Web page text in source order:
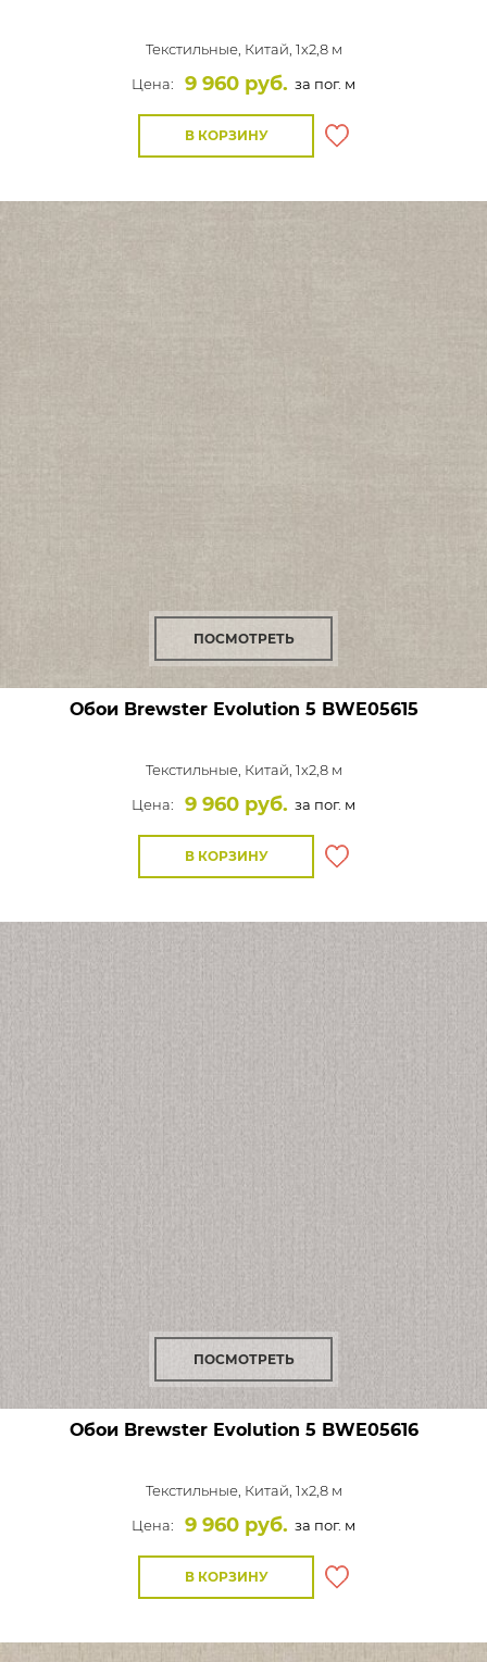
Текстильные, Китай, 1x2,8 м
Цена:
9 960 руб. за пог. м
В КОРЗИНУ
ПОСМОТРЕТЬ
Обои Brewster Evolution 5 BWE05615
Текстильные, Китай, 1x2,8 м
Цена:
9 960 руб. за пог. м
В КОРЗИНУ
ПОСМОТРЕТЬ
Обои Brewster Evolution 5 BWE05616
Текстильные, Китай, 1x2,8 м
Цена:
9 960 руб. за пог. м
В КОРЗИНУ